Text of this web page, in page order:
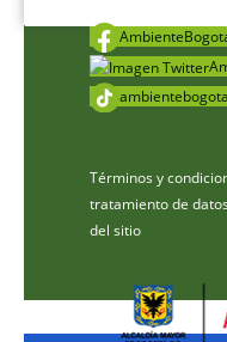
ambientebogota
Términos y
tratamiento de
del sitio